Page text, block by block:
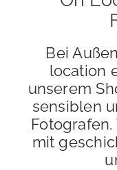
Business Fotografie
Projekte
Über mich
Bei
location
unserem
sensiblen
mit